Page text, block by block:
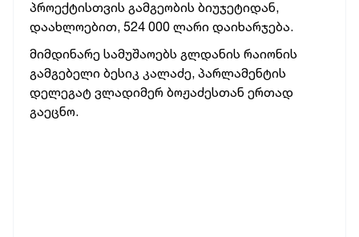
პროექტისთვის გამგეობის ბიუჯეტიდან,
დაახლოებით, 524 000 ლარი დაიხარჯება.
მიმდინარე სამუშაოებს გლდანის რაიონის
გამგებელი ბესიკ კალაძე, პარლამენტის
დელეგატ ვლადიმერ ბოჟაძესთან ერთად
გაეცნო.